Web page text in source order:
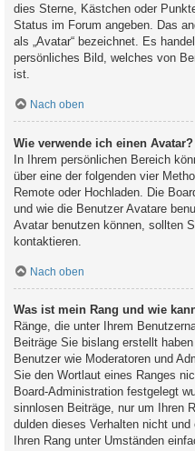
dies Sterne, Kästchen oder
Status im Forum angeben. Das
als „Avatar“ bezeichnet. Es
persönliches Bild, welches von
ist.
Nach oben
Wie verwende ich einen Avatar?
In Ihrem persönlichen Bereich
über eine der folgenden vier
Remote oder Hochladen. Die
und wie die Benutzer Avatare
Avatar benutzen können, sollten
kontaktieren.
Nach oben
Was ist mein Rang und wie
Ränge, die unter Ihrem
Beiträge Sie bislang erstellt
Benutzer wie Moderatoren und
Sie den Wortlaut eines Ranges
Board-Administration festgelegt
sinnlosen Beiträge, nur um Ihren
dulden dieses Verhalten nicht
Ihren Rang unter Umständen